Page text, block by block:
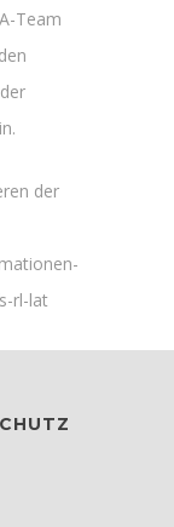
Team
der
rl-lat